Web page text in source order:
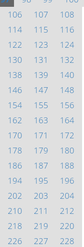
106 107
108
114 115
116
122 123
124
130 131
132
138 139
140
146 147
148
154 155
156
162 163
164
170 171
172
178 179
180
186 187
188
194 195
196
202 203
204
210 211
212
218 219
220
226 227
228